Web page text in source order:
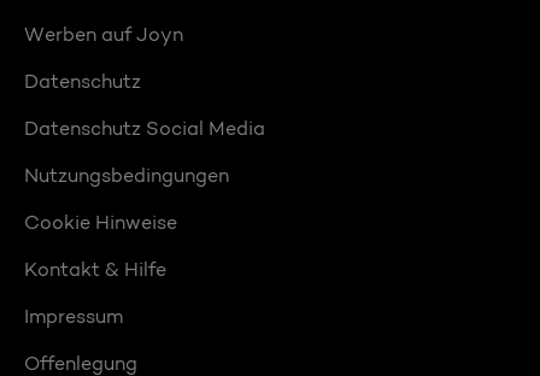
Werben auf Joyn
Datenschutz
Datenschutz Social Media
Nutzungsbedingungen
Cookie Hinweise
Kontakt & Hilfe
Impressum
Offenlegung